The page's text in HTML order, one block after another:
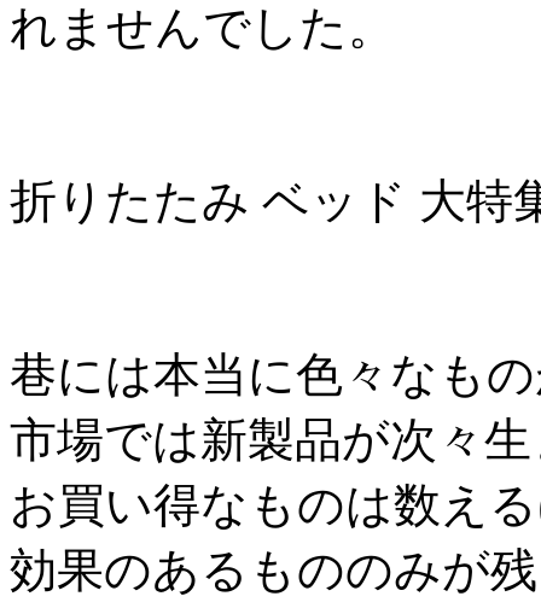
れませんでした。
折りたたみ ベッド 大特
巷には本当に色々なも
市場では新製品が次々
お買い得なものは数え
効果のあるもののみが